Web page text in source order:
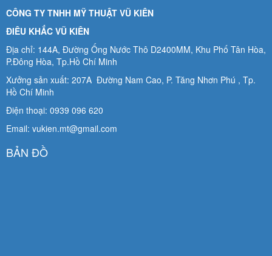
CÔNG TY TNHH MỸ THUẬT VŨ KIÊN
ĐIÊU KHẮC VŨ KIÊN
Địa chỉ: 144A, Đường Ống Nước Thô D2400MM, Khu Phố Tân Hòa,
P.Đông Hòa, Tp.Hồ Chí Minh
Xưởng sản xuất: 207A Đường Nam Cao, P. Tăng Nhơn Phú , Tp.
Hồ Chí Minh
Điện thoại: 0939 096 620
Email: vukien.mt@gmail.com
BẢN ĐỒ